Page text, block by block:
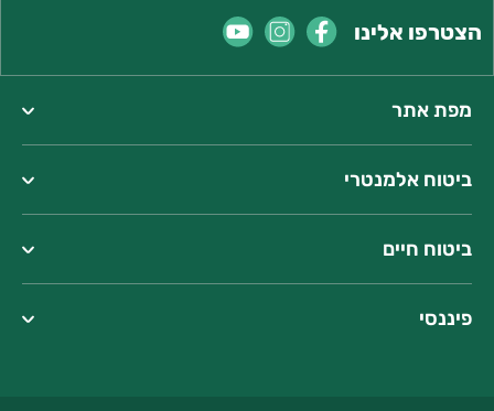
הצטרפו אלינו
מפת אתר
ביטוח אלמנטרי
ביטוח חיים
פיננסי